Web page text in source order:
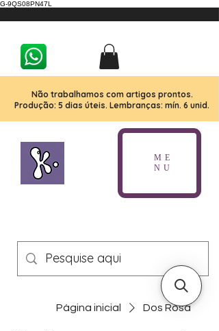
G-9QS08PN47L
Não trabalhamos com artigos prontos.
Produção: 5 dias úteis. Lembranças: mín. 6 unid.
ME
NU
Página inicial Dos Rosa